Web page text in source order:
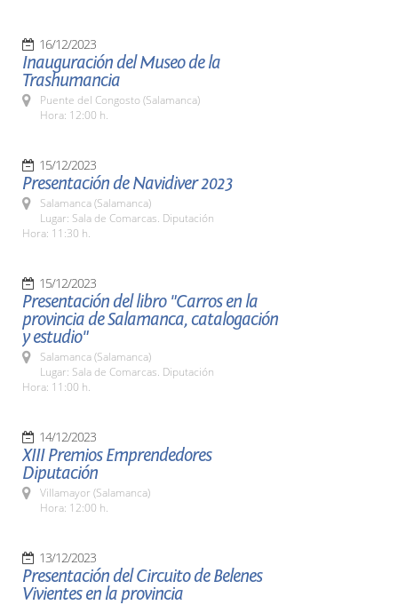
16/12/2023
Inauguración del Museo de la
Trashumancia
Puente del Congosto (Salamanca)
Hora: 12:00 h.
15/12/2023
Presentación de Navidiver 2023
Salamanca (Salamanca)
Lugar: Sala de Comarcas. Diputación
Hora: 11:30 h.
15/12/2023
Presentación del libro "Carros en la
provincia de Salamanca, catalogación
y estudio"
Salamanca (Salamanca)
Lugar: Sala de Comarcas. Diputación
Hora: 11:00 h.
14/12/2023
XIII Premios Emprendedores
Diputación
Villamayor (Salamanca)
Hora: 12:00 h.
13/12/2023
Presentación del Circuito de Belenes
Vivientes en la provincia